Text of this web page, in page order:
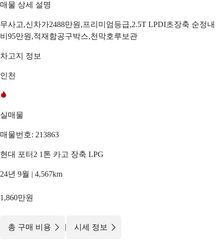
매물 상세 설명
무사고,신차가2488만원,프리미엄등급,2.5T LPDI초장축 순정내
비95만원,적재함공구박스,천막호루보관
차고지 정보
인천
실매물
매물번호: 213863
현대 포터2 1톤 카고 장축 LPG
24년 9월 | 4,567km
1,860만원
총 구매 비용 | 시세 정보